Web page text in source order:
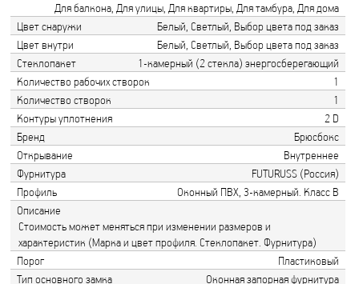
Для балкона, Для улицы, Для квартиры, Для тамбура, Для дома
Цвет снаружи
Белый, Светлый, Выбор цвета под заказ
Цвет внутри
Белый, Светлый, Выбор цвета под заказ
Стеклопакет
1-камерный (2 стекла) энергосберегающий
Количество рабочих створок
1
Количество створок
1
Контуры уплотнения
2 D
Бренд
Брюсбокс
Открывание
Внутреннее
Фурнитура
FUTURUSS (Россия)
Профиль
Оконный ПВХ, 3-камерный. Класс В
Описание
Стоимость может меняться при изменении размеров и
характеристик (Марка и цвет профиля. Стеклопакет. Фурнитура)
Порог
Пластиковый
Тип основного замка
Оконная запорная фурнитура